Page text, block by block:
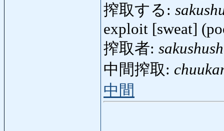
搾取する:
exploit [sweat]
搾取者:
中間搾取:
中間